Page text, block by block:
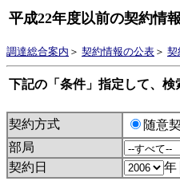
平成22年度以前の契約情
調達総合案内 ＞ 契約情報の公表 ＞ 契
下記の「条件」指定して、
契約方式 随意
部局
契約日
年